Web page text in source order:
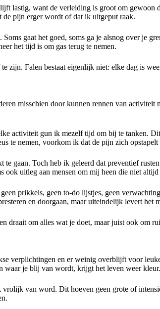
lastig, want de verleiding is groot om gewoon
de pijn erger wordt of dat ik uitgeput raak.
gaat het goed, soms ga je alsnog over je
het tijd is om gas terug te nemen.
Falen bestaat eigenlijk niet: elke dag is
misschien door kunnen rennen van
activiteit gun ik mezelf tijd om bij te tanken.
te nemen, voorkom ik dat de pijn zich
gaan. Toch heb ik geleerd dat preventief
uitleg aan mensen om mij heen die niet
prikkels, geen to-do lijstjes, geen
en doorgaan, maar uiteindelijk levert het
draait om alles wat je doet, maar juist ook om
verplichtingen en er weinig overblijft voor
waar je blij van wordt, krijgt het leven weer kleur.
van word. Dit hoeven geen grote of